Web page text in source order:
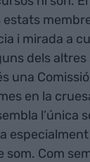
i mirada a
dels altres
una
en la
l’única
som. Com